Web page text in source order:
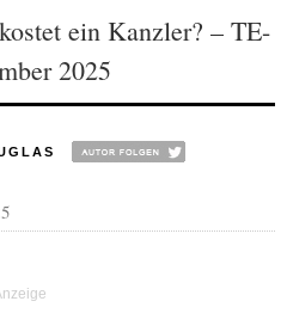
ein Kanzler? – TE-
2025